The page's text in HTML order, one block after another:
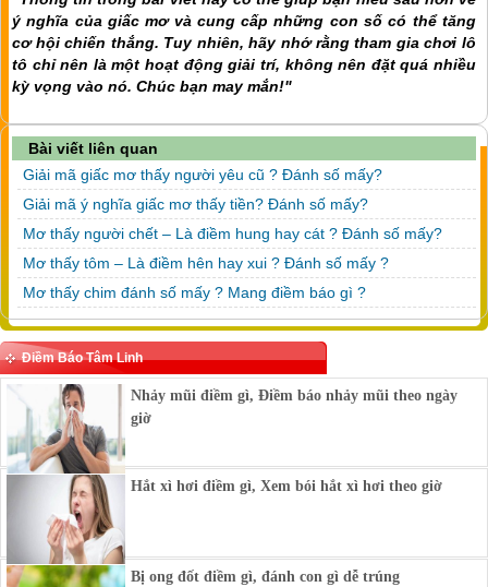
ý nghĩa của giấc mơ và cung cấp những con số có thể tăng
cơ hội chiến thắng. Tuy nhiên, hãy nhớ rằng tham gia chơi lô
tô chỉ nên là một hoạt động giải trí, không nên đặt quá nhiều
kỳ vọng vào nó. Chúc bạn may mắn!"
Bài viết liên quan
Giải mã giấc mơ thấy người yêu cũ ? Đánh số mấy?
Giải mã ý nghĩa giấc mơ thấy tiền? Đánh số mấy?
Mơ thấy người chết – Là điềm hung hay cát ? Đánh số mấy?
Mơ thấy tôm – Là điềm hên hay xui ? Đánh số mấy ?
Mơ thấy chim đánh số mấy ? Mang điềm báo gì ?
Điềm Báo Tâm Linh
Nhảy mũi điềm gì, Điềm báo nhảy mũi theo ngày
giờ
Hắt xì hơi điềm gì, Xem bói hắt xì hơi theo giờ
Bị ong đốt điềm gì, đánh con gì dễ trúng